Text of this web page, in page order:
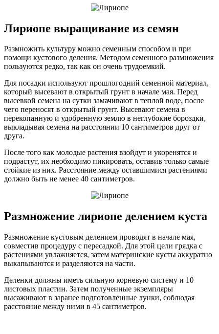
Лириопе выращивание из семян
Размножить культуру можно семенным способом и при
помощи кустового деления. Методом семенного размножения
пользуются редко, так как он очень трудоемкий.
Для посадки используют прошлогодний семенной материал,
который высевают в открытый грунт в начале мая. Перед
высевкой семена на сутки замачивают в теплой воде, после
чего переносят в открытый грунт. Высевают семена в
перекопанную и удобренную землю в неглубокие бороздки,
выкладывая семена на расстоянии 10 сантиметров друг от
друга.
После того как молодые растения взойдут и укоренятся и
подрастут, их необходимо пикировать, оставив только самые
стойкие из них. Расстояние между оставшимися растениями
должно быть не менее 40 сантиметров.
Размножение лириопе делением куста
Размножение кустовым делением проводят в начале мая,
совместив процедуру с пересадкой. Для этой цели грядка с
растениями увлажняется, затем материнские кусты аккуратно
выкапываются и разделяются на части.
Деленки должны иметь сильную корневую систему и 10
листовых пластин. Затем полученные экземпляры
высаживают в заранее подготовленные лунки, соблюдая
расстояние между ними в 45 сантиметров.